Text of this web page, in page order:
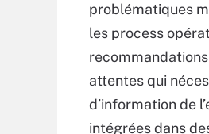
problématiques
les process
attentes qui
d’information de
intégrées dans